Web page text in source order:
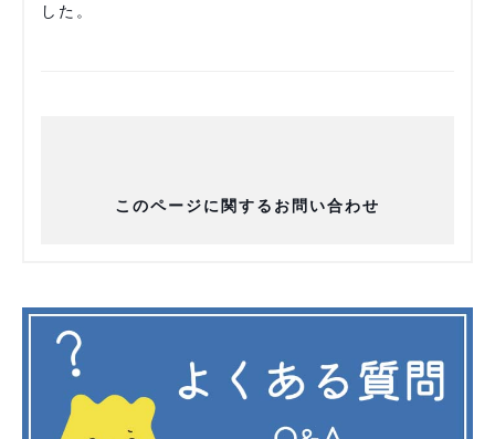
した。
このページに関するお問い合わせ